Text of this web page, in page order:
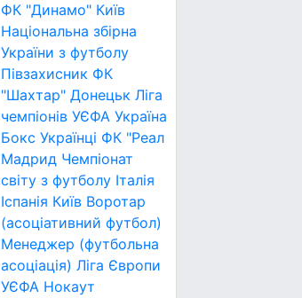
ФК "Динамо" Київ
Національна збірна
України з футболу
Півзахисник ФК
"Шахтар" Донецьк Ліга
чемпіонів УЄФА Україна
Бокс Українці ФК "Реал
Мадрид Чемпіонат
світу з футболу Італія
Іспанія Київ Воротар
(асоціативний футбол)
Менеджер (футбольна
асоціація) Ліга Європи
УЄФА Нокаут